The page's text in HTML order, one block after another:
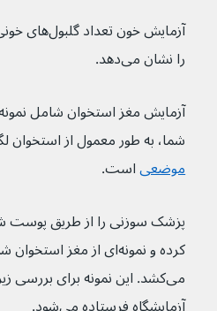
آزمایش خون
را نشان می‌دهد.
شما، به طور معمول از
موضعی است.
پزشک سوزنی را از طریق پوست
کرده و نمونه‌ای از مغز
می‌کشد. این نمونه برای بررسی